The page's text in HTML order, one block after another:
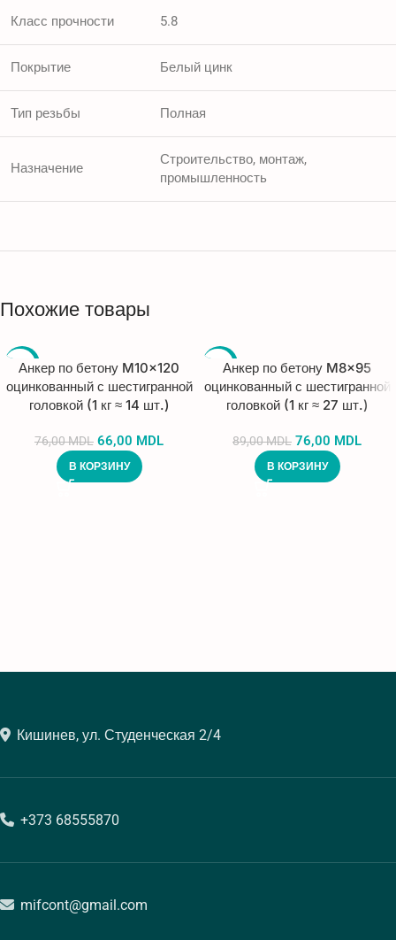
Класс прочности 5.8
Покрытие Белый цинк
Тип резьбы Полная
Назначение
Строительство, монтаж,
промышленность
Похожие товары
-13%
Анкер по бетону M10×120
оцинкованный с шестигранной
головкой (1 кг ≈ 14 шт.)
76,00MDL 66,00 MDL
В КОРЗИНУ
-15%Анкер по бетону M8×95
оцинкованный с шестигранной
головкой (1 кг ≈ 27 шт.)
89,00MDL 76,00 MDL
В КОРЗИНУ
Кишинев, ул. Студенческая 2/4
+373 68555870
mifcont@gmail.com